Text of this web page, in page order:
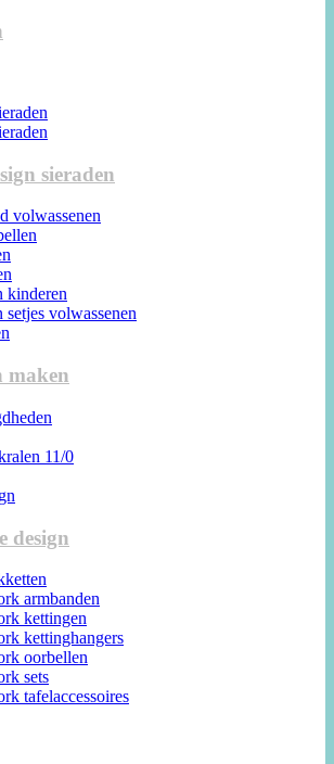
sieraden
volwassenen
kinderen
setjes volwassenen
maken
11/0
design
armbanden
kettingen
kettinghangers
oorbellen
sets
tafelaccessoires